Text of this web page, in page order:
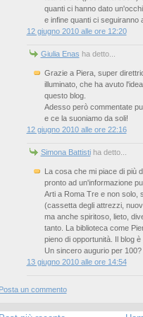
quanti ci hanno dato
e infine quanti ci seguiranno
12 giugno 2010 alle ore 12:20
Giulia Enas ha detto...
Grazie a Piera, super
illuminato, che ha avuto
questo blog.
Adesso però commentate
e ce la suoniamo da soli!
12 giugno 2010 alle ore 22:16
Simona Battistiha detto...
La cosa che mi piace di più
pronto ad un'informazione
Arti a Roma Tre e non solo,
(cassetta degli attrezzi,
ma anche spiritoso, lieto,
tanto. La biblioteca come
pieno di opportunità. Il blog
Un sincero augurio per
13 giugno 2010 alle ore 14:54
Posta un commento